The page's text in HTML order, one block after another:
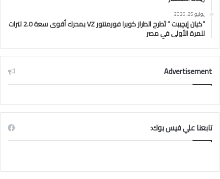
يوليو 25, 2026
“كيان إيچيبت ” تَطرح الطراز كوبرا فورمنتور VZ بمحرك أقوى سعة 2.0 لترات
للمرة الأولى في مصر
Advertisement
تابعنا علي فيس بوك: